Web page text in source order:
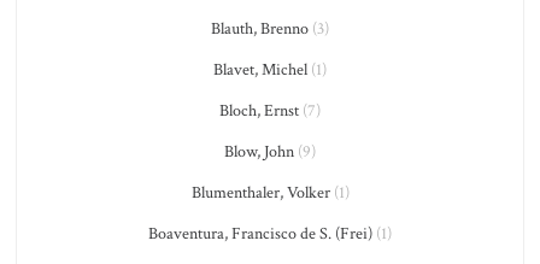
Blauth, Brenno (3)
Blavet, Michel (1)
Bloch, Ernst (7)
Blow, John (9)
Blumenthaler, Volker(1)
Boaventura, Francisco de S. (Frei) (1)